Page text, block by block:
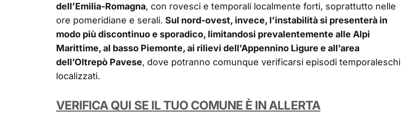
dell’Emilia-Romagna, con rovesci e temporali localmente forti, soprattutto nelle
ore pomeridiane e serali. Sul nord-ovest, invece, l’instabilità si presenterà in
modo più discontinuo e sporadico, limitandosi prevalentemente alle Alpi
Marittime, al basso Piemonte, ai rilievi dell’Appennino Ligure e all’area
dell’Oltrepò Pavese, dove potranno comunque verificarsi episodi temporaleschi
localizzati.
VERIFICA QUI SE IL TUO COMUNE È IN ALLERTA